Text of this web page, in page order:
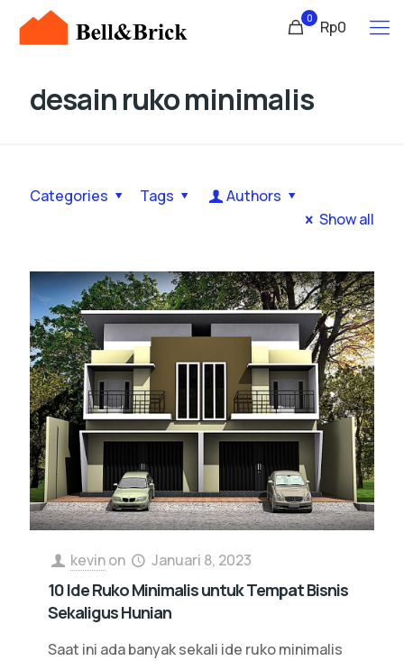
0 Rp0
desain ruko minimalis
Categories Tags
Authors
Show all
kevinon Januari 8, 2023
10 Ide Ruko Minimalis untuk Tempat Bisnis
Sekaligus Hunian
Saat ini ada banyak sekali ide ruko minimalis